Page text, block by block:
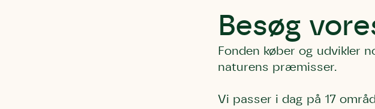
Besøg
Fonden køber og udvikler
naturens præmisser.
Vi passer i dag på 17